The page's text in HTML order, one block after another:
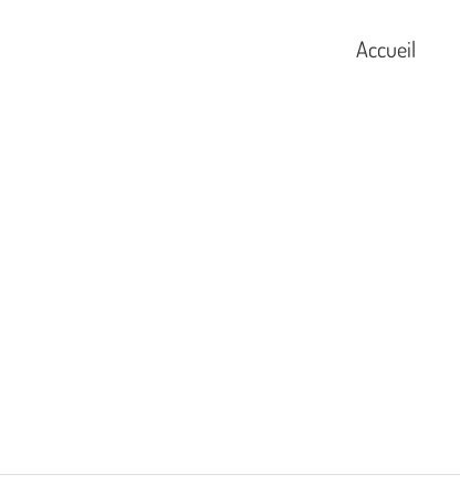
Accueil